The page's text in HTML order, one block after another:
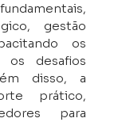
gestão
os
os desafios
disso, a
prático,
para